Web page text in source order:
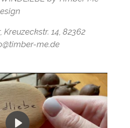
14, 82362
me.de